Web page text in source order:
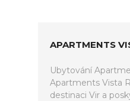
APARTMENTS
Ubytování
Apartments Vista
destinaci Vir a